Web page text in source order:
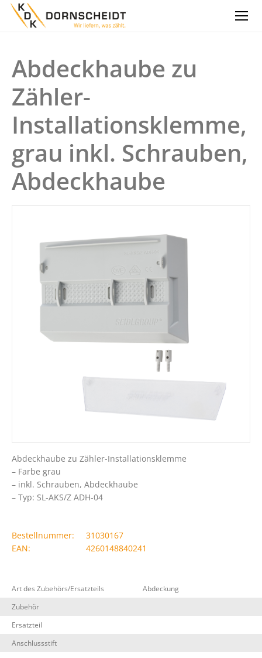
Abdeckhaube zu
Zähler-
Installationsklemme,
grau inkl. Schrauben,
Abdeckhaube
Abdeckhaube zu Zähler-Installationsklemme
– Farbe grau
– inkl. Schrauben, Abdeckhaube
– Typ: SL-AKS/Z ADH-04
Bestellnummer:
31030167
EAN:
4260148840241
Art des Zubehörs/Ersatzteils
Abdeckung
Zubehör
Ersatzteil
Anschlussstift